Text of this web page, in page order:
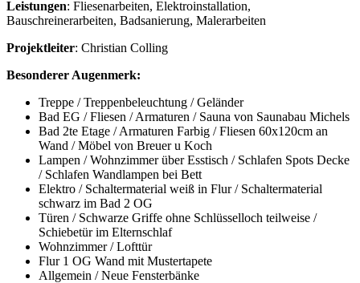
Leistungen: Fliesenarbeiten, Elektroinstallation,
Bauschreinerarbeiten, Badsanierung, Malerarbeiten
Projektleiter: Christian Colling
Besonderer Augenmerk:
Treppe / Treppenbeleuchtung / Geländer
Bad EG / Fliesen / Armaturen / Sauna von Saunabau Michels
Bad 2te Etage / Armaturen Farbig / Fliesen 60x120cm an
Wand / Möbel von Breuer u Koch
Lampen / Wohnzimmer über Esstisch / Schlafen Spots Decke
/ Schlafen Wandlampen bei Bett
Elektro / Schaltermaterial weiß in Flur / Schaltermaterial
schwarz im Bad 2 OG
Türen / Schwarze Griffe ohne Schlüsselloch teilweise /
Schiebetür im Elternschlaf
Wohnzimmer / Lofttür
Flur 1 OG Wand mit Mustertapete
Allgemein / Neue Fensterbänke